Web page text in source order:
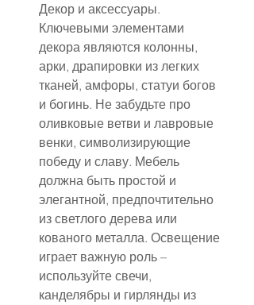
Декор и аксессуары.
Ключевыми элементами
декора являются колонны,
арки, драпировки из легких
тканей, амфоры, статуи богов
и богинь. Не забудьте про
оливковые ветви и лавровые
венки, символизирующие
победу и славу. Мебель
должна быть простой и
элегантной, предпочтительно
из светлого дерева или
кованого металла. Освещение
играет важную роль –
используйте свечи,
канделябры и гирлянды из